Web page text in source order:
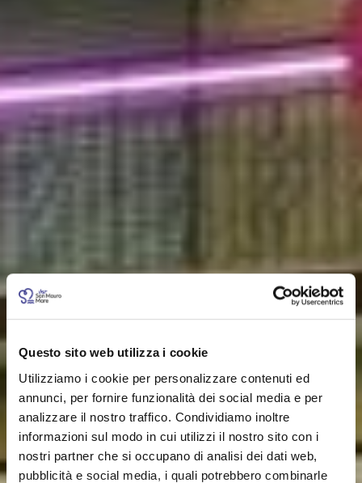
Questo sito web utilizza i cookie
Utilizziamo i cookie per personalizzare contenuti ed
annunci, per fornire funzionalità dei social media e per
analizzare il nostro traffico. Condividiamo inoltre
informazioni sul modo in cui utilizzi il nostro sito con i
nostri partner che si occupano di analisi dei dati web,
pubblicità e social media, i quali potrebbero combinarle